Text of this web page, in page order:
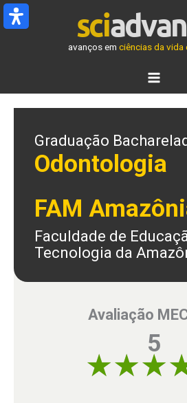
Ir
para
avanços em ciências da vida
Graduação
Odontologia
FAM
Faculdade de
Tecnologia da
Avaliação
5